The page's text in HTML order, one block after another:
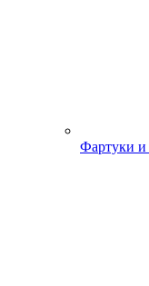
Фартуки